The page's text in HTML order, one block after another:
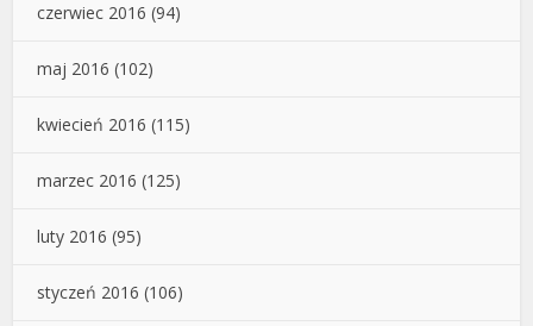
czerwiec 2016 (94)
maj 2016 (102)
kwiecień 2016 (115)
marzec 2016 (125)
luty 2016 (95)
styczeń 2016 (106)